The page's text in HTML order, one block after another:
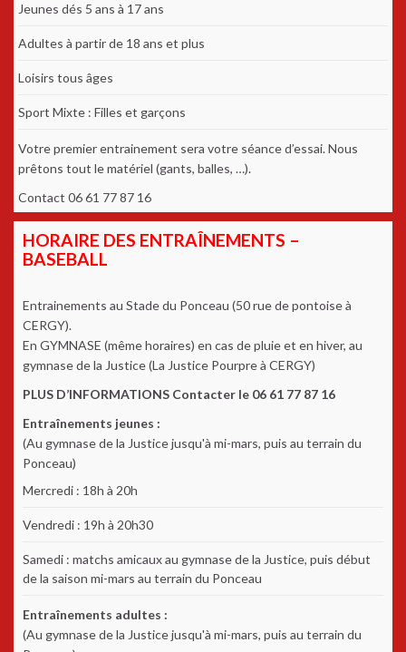
Jeunes dés 5 ans à 17 ans
Adultes à partir de 18 ans et plus
Loisirs tous âges
Sport Mixte : Filles et garçons
Votre premier entrainement sera votre séance d’essai. Nous
prêtons tout le matériel (gants, balles, …).
Contact 06 61 77 87 16
HORAIRE DES ENTRAÎNEMENTS –
BASEBALL
Entrainements au Stade du Ponceau (50 rue de pontoise à
CERGY).
En GYMNASE (même horaires) en cas de pluie et en hiver, au
gymnase de la Justice (La Justice Pourpre à CERGY)
PLUS D’INFORMATIONS Contacter le 06 61 77 87 16
Entraînements jeunes :
(Au gymnase de la Justice jusqu'à mi-mars, puis au terrain du
Ponceau)
Mercredi : 18h à 20h
Vendredi : 19h à 20h30
Samedi : matchs amicaux au gymnase de la Justice, puis début
de la saison mi-mars au terrain du Ponceau
Entraînements adultes :
(Au gymnase de la Justice jusqu'à mi-mars, puis au terrain du